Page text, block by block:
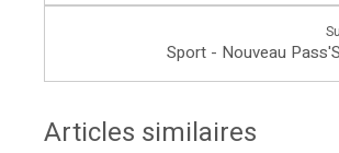
Sport - Nouveau
Articles similaires